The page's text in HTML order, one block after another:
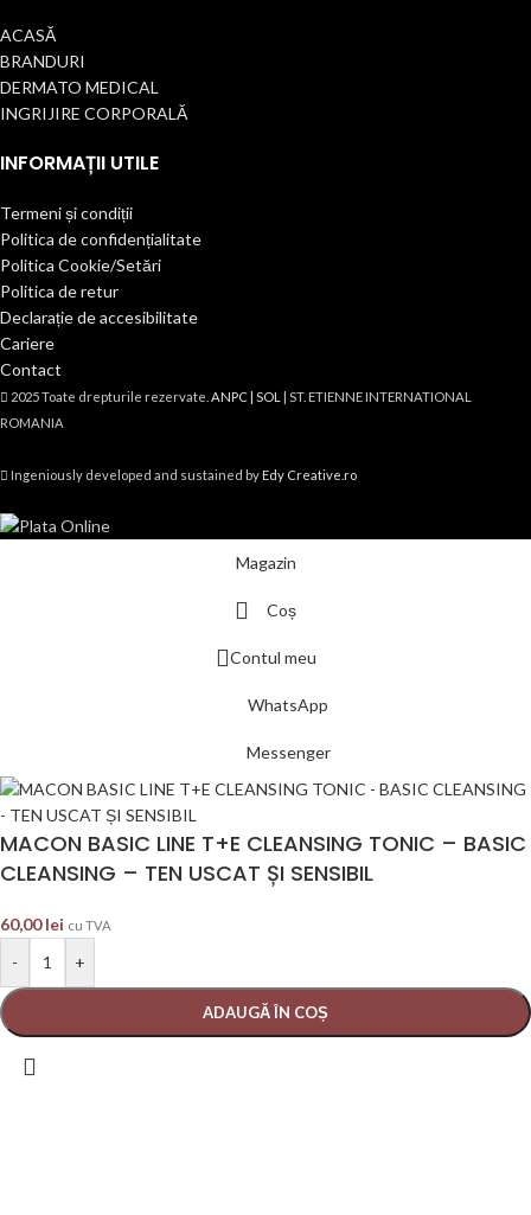
ACASĂ
BRANDURI
DERMATO MEDICAL
INGRIJIRE CORPORALĂ
INFORMAȚII UTILE
Termeni și condiții
Politica de confidențialitate
Politica Cookie/Setări
Politica de retur
Declarație de accesibilitate
Cariere
Contact
2025 Toate drepturile rezervate. ANPC | SOL
| ST. ETIENNE INTERNATIONAL
ROMANIA
Ingeniously developed and sustained byEdy Creative.ro
Magazin
Coș
Contul meu
WhatsApp
Messenger
MACON BASIC LINE T+E CLEANSING TONIC – BASIC
CLEANSING – TEN USCAT ȘI SENSIBIL
60,00lei cu TVA
- +
ADAUGĂ ÎN COȘ